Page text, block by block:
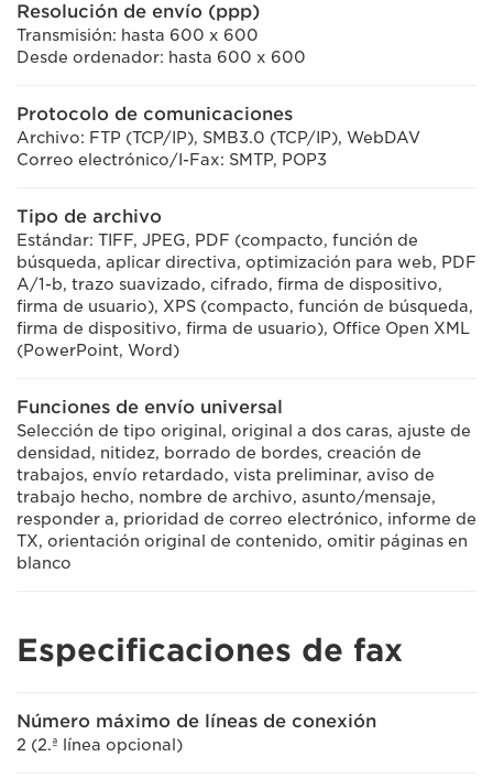
Resolución de envío (ppp)
Transmisión: hasta 600 x 600
Desde ordenador: hasta 600 x 600
Protocolo de comunicaciones
Archivo: FTP (TCP/IP), SMB3.0 (TCP/IP), WebDAV
Correo electrónico/I-Fax: SMTP, POP3
Tipo de archivo
Estándar: TIFF, JPEG, PDF (compacto, función de
búsqueda, aplicar directiva, optimización para web, PDF
A/1-b, trazo suavizado, cifrado, firma de dispositivo,
firma de usuario), XPS (compacto, función de búsqueda,
firma de dispositivo, firma de usuario), Office Open XML
(PowerPoint, Word)
Funciones de envío universal
Selección de tipo original, original a dos caras, ajuste de
densidad, nitidez, borrado de bordes, creación de
trabajos, envío retardado, vista preliminar, aviso de
trabajo hecho, nombre de archivo, asunto/mensaje,
responder a, prioridad de correo electrónico, informe de
TX, orientación original de contenido, omitir páginas en
blanco
Especificaciones de fax
Número máximo de líneas de conexión
2 (2.ª línea opcional)